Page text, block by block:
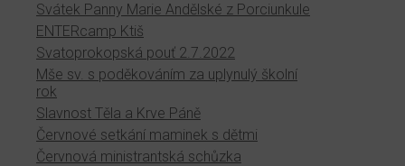
Svátek Panny Marie Andělské z Porciunkule
ENTERcamp Ktiš
Svatoprokopská pouť 2.7.2022
Mše sv. s poděkováním za uplynulý školní
rok
Slavnost Těla a Krve Páně
Červnové setkání maminek s dětmi
Červnová ministrantská schůzka